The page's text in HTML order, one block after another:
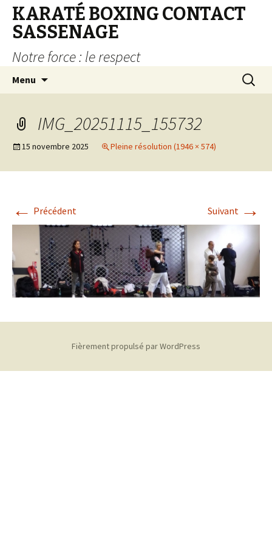
KARATÉ BOXING CONTACT
SASSENAGE
Notre force : le respect
Menu
IMG_20251115_155732
15 novembre 2025 Pleine résolution (1946 × 574)
← Précédent Suivant →
Fièrement propulsé par WordPress